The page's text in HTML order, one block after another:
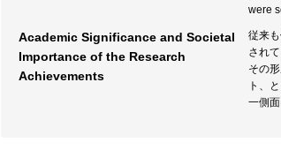
were
Academic Significance and Societal
Importance of the Research
Achievements
従来
され
その
ト、
一側